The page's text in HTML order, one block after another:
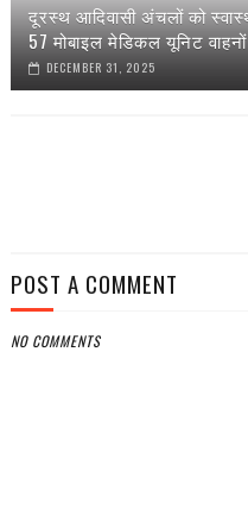
दूरस्थ आदिवासी अंचलों को
57 मोबाइल मेडिकल यूनिट
DECEMBER 31, 2025
POST A COMMENT
NO COMMENTS